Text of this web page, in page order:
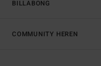
BILLABONG
COMMUNITY HEREN